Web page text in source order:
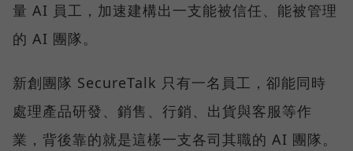
量 AI 員工，加速建構出一支能被信任、能被管理
的 AI 團隊。
新創團隊 SecureTalk 只有一名員工，卻能同時
處理產品研發、銷售、行銷、出貨與客服等作
業，背後靠的就是這樣一支各司其職的 AI 團隊。